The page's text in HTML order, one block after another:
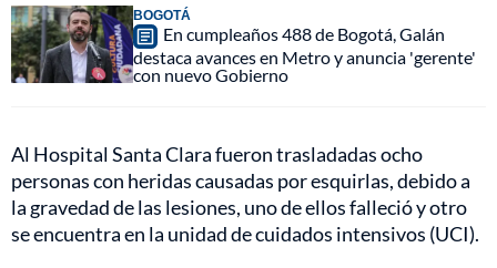
BOGOTÁ
En cumpleaños 488 de Bogotá, Galán
destaca avances en Metro y anuncia 'gerente'
con nuevo Gobierno
Al Hospital Santa Clara fueron trasladadas ocho
personas con heridas causadas por esquirlas, debido a
la gravedad de las lesiones, uno de ellos falleció y otro
se encuentra en la unidad de cuidados intensivos (UCI).